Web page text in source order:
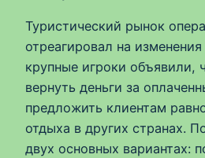
Туристический рынок
отреагировал на
крупные игроки объявили,
вернуть деньги за
предложить клиентам
отдыха в других странах.
двух основных вариантах: